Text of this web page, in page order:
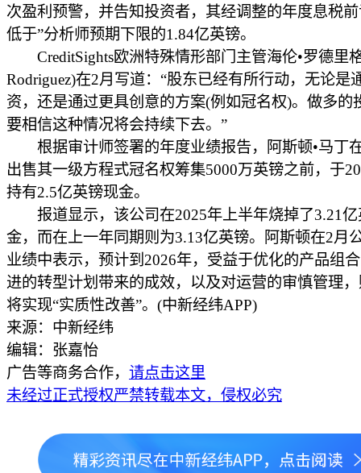
次盈利预警，并告知投资者，其经调整的年度息税
低于”分析师预期下限的1.84亿英镑。
CreditSights欧洲特殊情形部门主管海伦•罗德里
Rodriguez)在2月写道：“股东已经有所行动，无论是
资，还是通过更具创意的方案(例如冠名权)。做多的
要相信这种情况将会持续下去。”
根据审计师签署的年度业绩报告，阿斯顿•马丁
出售其一级方程式冠名权筹集5000万英镑之前，于
持有2.5亿英镑现金。
报道显示，该公司在2025年上半年烧掉了3.21亿
金，而在上一年同期则为3.13亿英镑。阿斯顿在2月
业绩中表示，预计到2026年，受益于优化的产品组
进的转型计划带来的成效，以及对运营的审慎管理
将实现“实质性改善”。(中新经纬APP)
来源：中新经纬
编辑：张嘉怡
广告等商务合作， 请点击这里
未经过正式授权严禁转载本文，侵权必究